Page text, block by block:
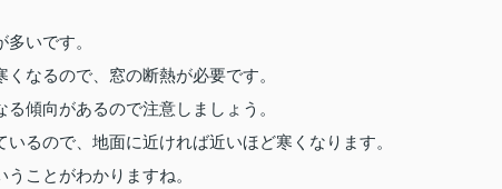
いです。
なるので、窓の断熱が必要です。
傾向があるので注意しましょう。
るので、地面に近ければ近いほど寒くなります。
ことがわかりますね。